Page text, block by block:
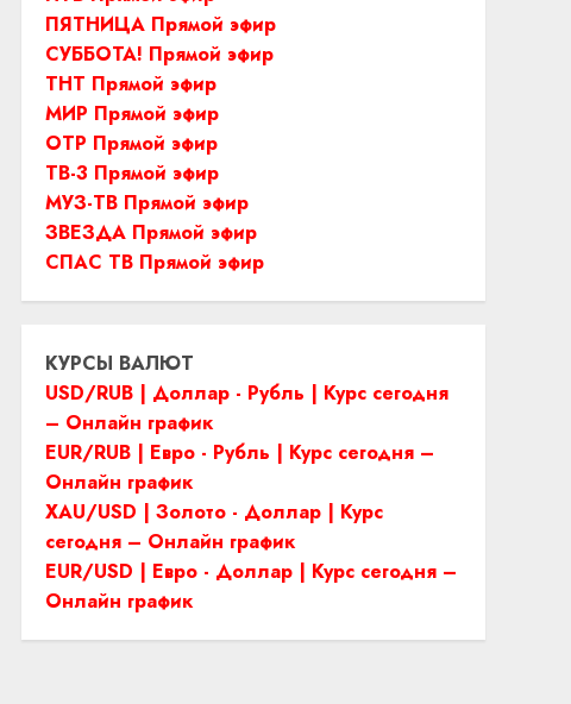
ПЯТНИЦА Прямой эфир
СУББОТА! Прямой эфир
ТНТ Прямой эфир
МИР Прямой эфир
ОТР Прямой эфир
ТВ-3 Прямой эфир
МУЗ-ТВ Прямой эфир
ЗВЕЗДА Прямой эфир
СПАС ТВ Прямой эфир
КУРСЫ ВАЛЮТ
USD/RUB | Доллар - Рубль | Курс сегодня
– Онлайн график
EUR/RUB | Евро - Рубль | Курс сегодня –
Онлайн график
XAU/USD | Золото - Доллар | Курс
сегодня – Онлайн график
EUR/USD | Евро - Доллар | Курс сегодня –
Онлайн график